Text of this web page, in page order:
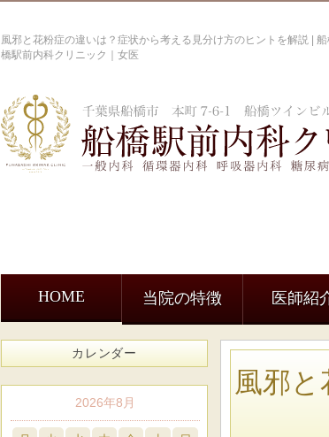
風邪と花粉症の違いは？症状から考える見分け方のヒントを解説 |
橋駅前内科クリニック｜女医
HOME 当院の特徴 医師紹
風邪
カレンダー
2026年8月